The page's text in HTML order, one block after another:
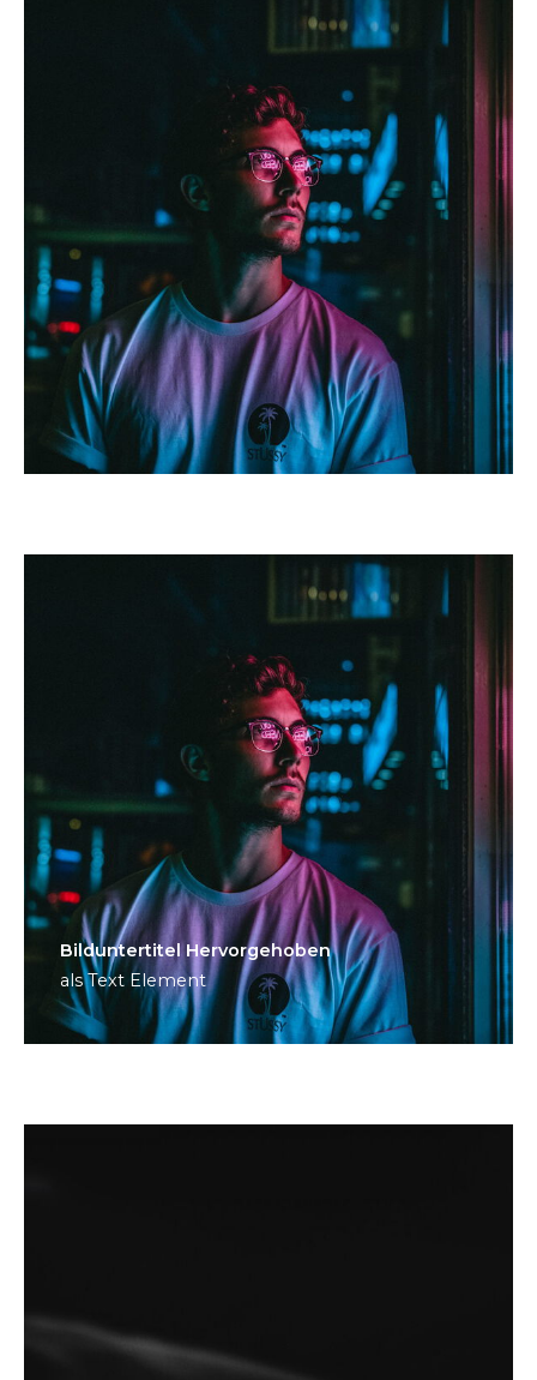
Bild­unter­titel Hervorgehoben
als Text Element